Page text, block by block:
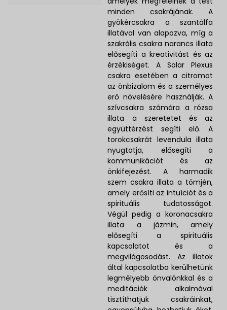
minden csakrájának. A
gyökércsakra a szantálfa
illatával van alapozva, míg a
szakrális csakra narancs illata
elősegíti a kreativitást és az
érzékiséget. A Solar Plexus
csakra esetében a citromot
az önbizalom és a személyes
erő növelésére használják. A
szívcsakra számára a rózsa
illata a szeretetet és az
együttérzést segíti elő. A
torokcsakrát levendula illata
nyugtatja, elősegíti a
kommunikációt és az
önkifejezést. A harmadik
szem csakra illata a tömjén,
amely erősíti az intuíciót és a
spirituális tudatosságot.
Végül pedig a koronacsakra
illata a jázmin, amely
elősegíti a spirituális
kapcsolatot és a
megvilágosodást. Az illatok
által kapcsolatba kerülhetünk
legmélyebb önvalónkkal és a
meditációk alkalmával
tisztíthatjuk csakráinkat,